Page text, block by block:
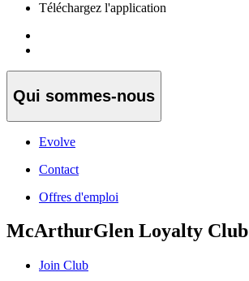
Téléchargez l'application
Qui sommes-nous
Evolve
Contact
Offres d'emploi
McArthurGlen Loyalty Club
Join Club